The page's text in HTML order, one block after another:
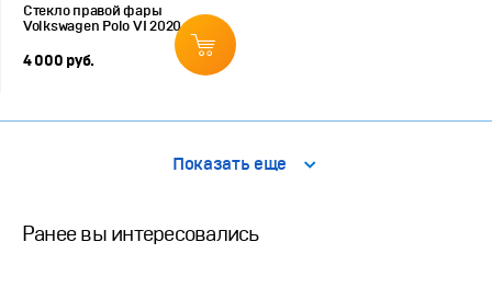
Стекло правой фары
Volkswagen Polo VI 2020-н.в.
4 000 руб.
Показать еще
Ранее вы интересовались